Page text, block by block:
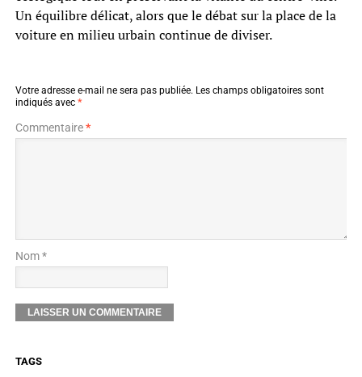
Un équilibre délicat, alors que le débat sur la place de la
voiture en milieu urbain continue de diviser.
Votre adresse e-mail ne sera pas publiée. Les champs obligatoires sont
indiqués avec *
Commentaire*
Nom *
TAGS